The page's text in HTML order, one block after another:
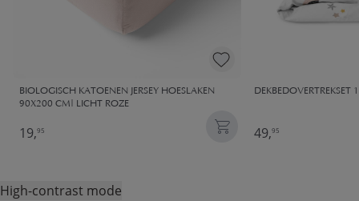
BIOLOGISCH KATOENEN JERSEY HOESLAKEN
90X200 CM| LICHT ROZE
19,95 49,95
High-contrast mode